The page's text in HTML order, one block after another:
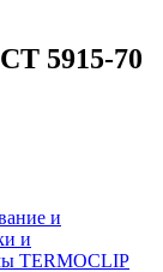
5915-70
и
и
TERMOCLIP